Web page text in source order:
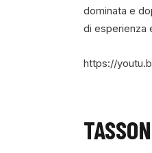
dominata e
di esperienza
https://